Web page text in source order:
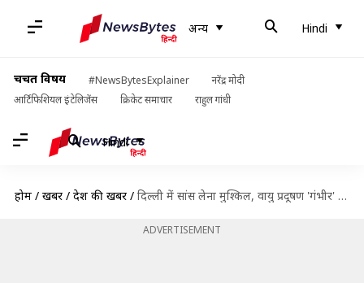
अन्य Hindi
चर्चित विषय #NewsBytesExplainer
नरेंद्र मोदी
आर्टिफिशियल इंटेलिजेंस
क्रिकेट समाचार राहुल गांधी
Hindi
होम / खबरें / देश की खबरें / दिल्ली में सांस लेना मुश्किल, वायु प्रदूषण 'गंभीर' स्तर पर पहुंचा
ADVERTISEMENT